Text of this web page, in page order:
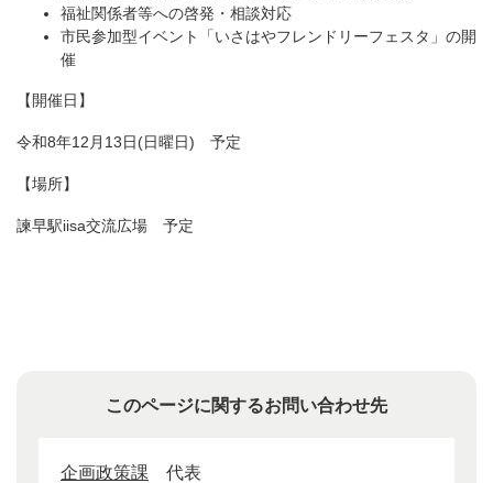
福祉関係者等への啓発・相談対応
市民参加型イベント「いさはやフレンドリーフェスタ」の開
催
【開催日】
令和8年12月13日(日曜日) 予定
【場所】
諫早駅iisa交流広場 予定
このページに関するお問い合わせ先
企画政策課 代表